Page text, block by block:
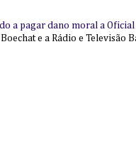
a pagar dano moral a Oficial
e a Rádio e